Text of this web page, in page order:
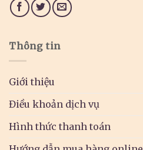
Thông tin
Giới thiệu
Điều khoản dịch vụ
Hình thức thanh toán